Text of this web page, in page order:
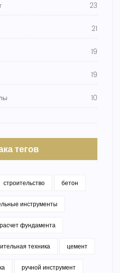
23
21
19
19
10
тегов
строительство бетон
инструменты
расчет фундамента
техника цемент
ручной инструмент